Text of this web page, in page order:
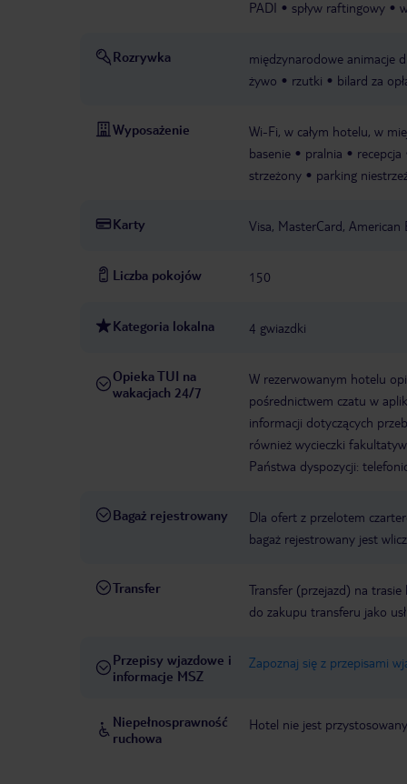
PADI
spływ raftingowy
Rozrywka międzynarodowe animacje
żywo
rzutki bilard za
Wyposażenie
Wi-Fi, w całym hotelu, w
basenie
pralnia recepcja
strzeżony
parking
Karty Visa, MasterCard, American
Liczba pokojów 150
Kategoria lokalna 4 gwiazdki
Opieka TUI na
wakacjach 24/7
W rezerwowanym hotelu
pośrednictwem czatu w
informacji dotyczących
również wycieczki
Państwa dyspozycji:
Bagaż rejestrowany
Dla ofert z przelotem
bagaż rejestrowany jest
Transfer
Transfer (przejazd) na
do zakupu transferu jako
Przepisy wjazdowe i
informacje MSZ
Zapoznaj się z przepisami
Niepełnosprawność
ruchowa
Hotel nie jest